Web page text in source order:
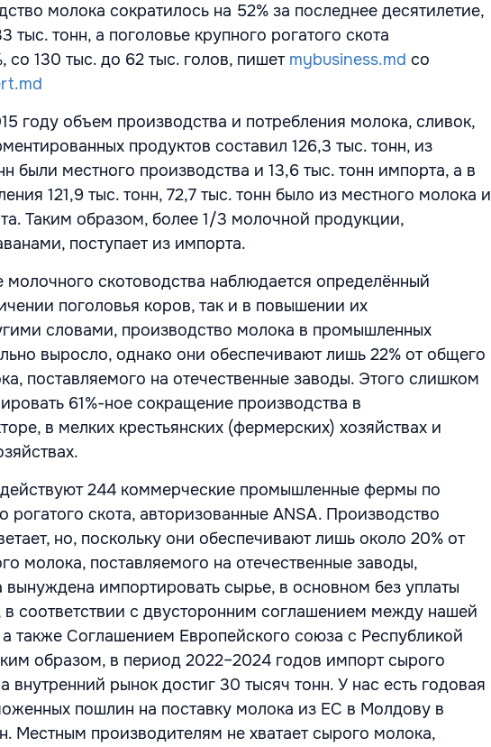
молока сократилось на 52% за последнее десятилетие,
тыс. тонн, а поголовье крупного рогатого скота
со 130 тыс. до 62 тыс. голов, пишет mybusiness.md со
году объем производства и потребления молока, сливок,
продуктов составил 126,3 тыс. тонн, из
были местного производства и 13,6 тыс. тонн импорта, а в
121,9 тыс. тонн, 72,7 тыс. тонн было из местного молока и
Таким образом, более 1/3 молочной продукции,
поступает из импорта.
молочного скотоводства наблюдается определённый
поголовья коров, так и в повышении их
словами, производство молока в промышленных
выросло, однако они обеспечивают лишь 22% от общего
поставляемого на отечественные заводы. Этого слишком
61%-ное сокращение производства в
в мелких крестьянских (фермерских) хозяйствах и
244 коммерческие промышленные фермы по
рогатого скота, авторизованные ANSA. Производство
но, поскольку они обеспечивают лишь около 20% от
молока, поставляемого на отечественные заводы,
импортировать сырье, в основном без уплаты
соответствии с двусторонним соглашением между нашей
также Соглашением Европейского союза с Республикой
образом, в период 2022–2024 годов импорт сырого
внутренний рынок достиг 30 тысяч тонн. У нас есть годовая
пошлин на поставку молока из ЕС в Молдову в
Местным производителям не хватает сырого молока,